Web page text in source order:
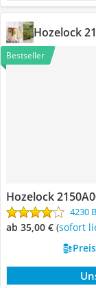
Hozelock
Bestseller
Hozelock
4230
ab 35,00 € ( Sofort